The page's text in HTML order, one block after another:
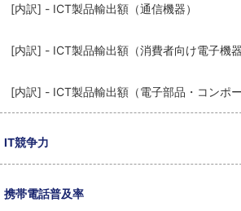
[内訳] - ICT製品輸出額（通信機器）
[内訳] - ICT製品輸出額（消費者向け電子機器
[内訳] - ICT製品輸出額（電子部品・コンポー
IT競争力
携帯電話普及率